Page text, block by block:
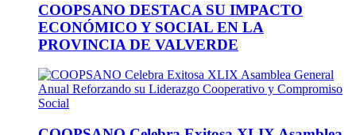
COOPSANO DESTACA SU IMPACTO
ECONÓMICO Y SOCIAL EN LA
PROVINCIA DE VALVERDE